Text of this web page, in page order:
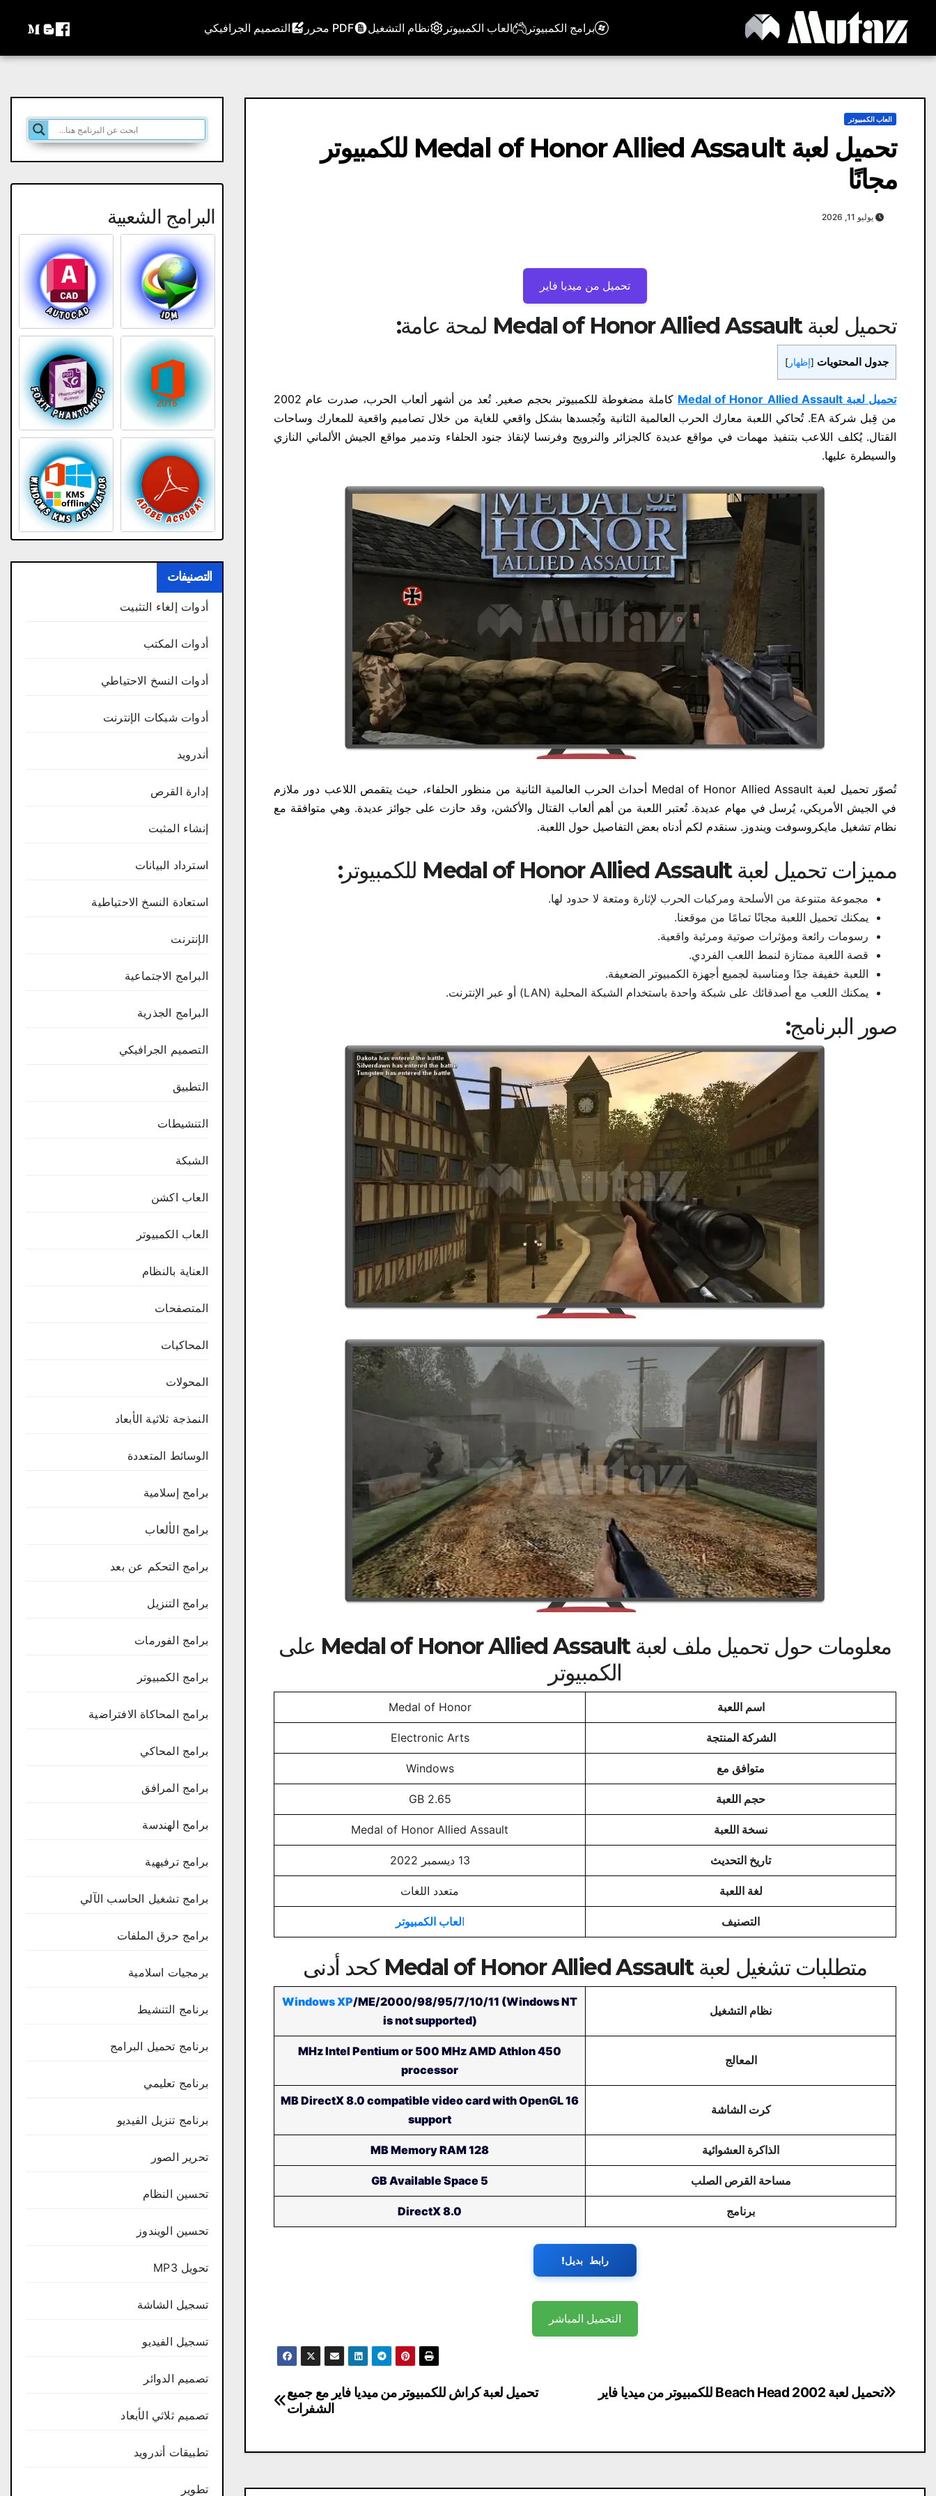
content
برامج الكمبيوتر العاب الكمبيوتر نظام التشغيل PDF محرر التصميم الجرافيكي
العاب الكمبيوتر
تحميل لعبة Medal of Honor Allied Assault للكمبيوتر
مجانًا
يوليو 11, 2026
تحميل من ميديا ​​فاير
تحميل لعبة Medal of Honor Allied Assault لمحة عامة:
جدول المحتويات [إظهار ]
تحميل لعبة Medal of Honor Allied Assault
كاملة مضغوطة للكمبيوتر بحجم صغير. تُعد من أشهر ألعاب الحرب، صدرت عام 2002
من قِبل شركة EA. تُحاكي اللعبة معارك الحرب العالمية الثانية وتُجسدها بشكل واقعي للغاية من خلال تصاميم واقعية للمعارك وساحات
القتال. يُكلف اللاعب بتنفيذ مهمات في مواقع عديدة كالجزائر والنرويج وفرنسا لإنقاذ جنود الحلفاء وتدمير مواقع الجيش الألماني النازي
والسيطرة عليها.
تُصوّر تحميل لعبة Medal of Honor Allied Assault أحداث الحرب العالمية الثانية من منظور الحلفاء، حيث يتقمص اللاعب دور ملازم
في الجيش الأمريكي، يُرسل في مهام عديدة. تُعتبر اللعبة من أهم ألعاب القتال والأكشن، وقد حازت على جوائز عديدة. وهي متوافقة مع
نظام تشغيل مايكروسوفت ويندوز. سنقدم لكم أدناه بعض التفاصيل حول اللعبة.
مميزات تحميل لعبة Medal of Honor Allied Assault للكمبيوتر:
مجموعة متنوعة من الأسلحة ومركبات الحرب لإثارة ومتعة لا حدود لها.
يمكنك تحميل اللعبة مجانًا تمامًا من موقعنا.
رسومات رائعة ومؤثرات صوتية ومرئية واقعية.
قصة اللعبة ممتازة لنمط اللعب الفردي.
اللعبة خفيفة جدًا ومناسبة لجميع أجهزة الكمبيوتر الضعيفة.
يمكنك اللعب مع أصدقائك على شبكة واحدة باستخدام الشبكة المحلية (LAN) أو عبر الإنترنت.
صور البرنامج:
معلومات حول تحميل ملف لعبة Medal of Honor Allied Assault على
الكمبيوتر
اسم اللعبة Medal of Honor
الشركة المنتجة Electronic Arts
متوافق مع Windows
حجم اللعبة 2.65 GB
نسخة اللعبة Medal of Honor Allied Assault
تاريخ التحديث 13 ديسمبر 2022
لغة اللعبة متعدد اللغات
التصنيف العاب الكمبيوتر
متطلبات تشغيل لعبة Medal of Honor Allied Assault كحد أدنى
نظام التشغيل
Windows XP/ME/2000/98/95/7/10/11 (Windows NT
is not supported)
المعالج
450 MHz Intel Pentium or 500 MHz AMD Athlon
processor
كرت الشاشة
16 MB DirectX 8.0 compatible video card with OpenGL
support
الذاكرة العشوائية 128 MB Memory RAM
مساحة القرص الصلب 5 GB Available Space
برنامج DirectX 8.0
رابط بديل!
التحميل المباشر
تصفّح
تحميل لعبة كراش للكمبيوتر من ميديا فاير مع جميع
الشفرات
تحميل لعبة Beach Head 2002 للكمبيوتر من ميديا فاير
البرامج الشعبية
التصنيفات
أدوات إلغاء التثبيت
أدوات المكتب
أدوات النسخ الاحتياطي
أدوات شبكات الإنترنت
أندرويد
إدارة القرص
إنشاء المثبت
استرداد البيانات
استعادة النسخ الاحتياطية
الإنترنت
البرامج الاجتماعية
البرامج الجذرية
التصميم الجرافيكي
التطبيق
التنشيطات
الشبكة
العاب اكشن
العاب الكمبيوتر
العناية بالنظام
المتصفحات
المحاكيات
المحولات
النمذجة ثلاثية الأبعاد
الوسائط المتعددة
برامج إسلامية
برامج الألعاب
برامج التحكم عن بعد
برامج التنزيل
برامج الفورمات
برامج الكمبيوتر
برامج المحاكاة الافتراضية
برامج المحاكي
برامج المرافق
برامج الهندسة
برامج ترفيهية
برامج تشغيل الحاسب الآلي
برامج حرق الملفات
برمجيات اسلامية
برنامج التنشيط
برنامج تحميل البرامج
برنامج تعليمي
برنامج تنزيل الفيديو
تحرير الصور
تحسين النظام
تحسين الويندوز
تحويل MP3
تسجيل الشاشة
تسجيل الفيديو
تصميم الدوائر
تصميم ثلاثي الأبعاد
تطبيقات أندرويد
تطوير